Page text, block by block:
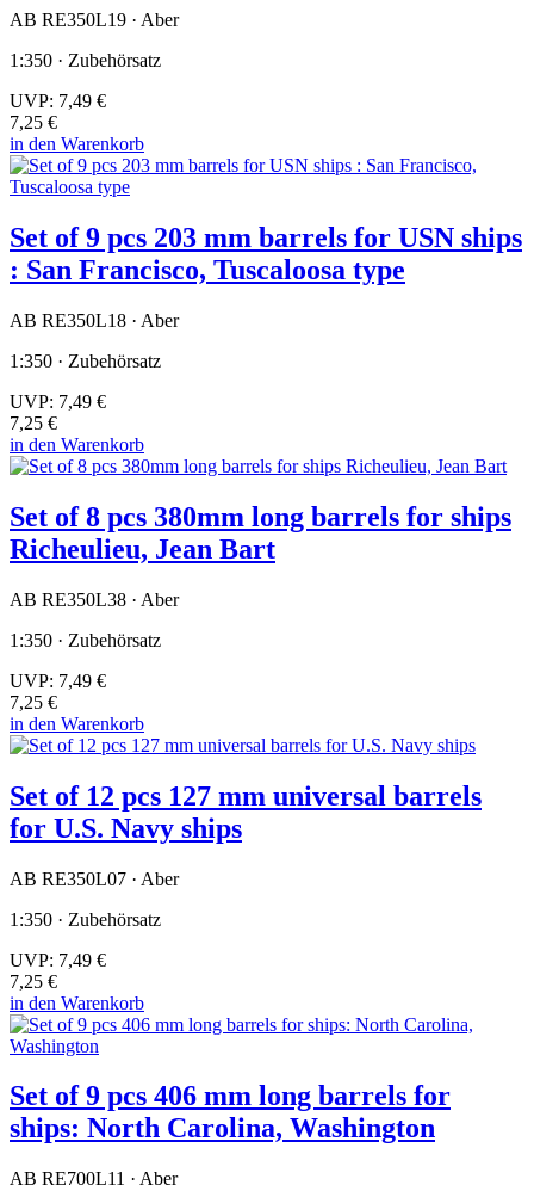
AB RE350L19 · Aber
1:350 · Zubehörsatz
UVP: 7,49 €
7,25 €
in den Warenkorb
Set of 9 pcs 203 mm barrels for USN ships
: San Francisco, Tuscaloosa type
AB RE350L18 · Aber
1:350 · Zubehörsatz
UVP: 7,49 €
7,25 €
in den Warenkorb
Set of 8 pcs 380mm long barrels for ships
Richeulieu, Jean Bart
AB RE350L38 · Aber
1:350 · Zubehörsatz
UVP: 7,49 €
7,25 €
in den Warenkorb
Set of 12 pcs 127 mm universal barrels
for U.S. Navy ships
AB RE350L07 · Aber
1:350 · Zubehörsatz
UVP: 7,49 €
7,25 €
in den Warenkorb
Set of 9 pcs 406 mm long barrels for
ships: North Carolina, Washington
AB RE700L11 · Aber